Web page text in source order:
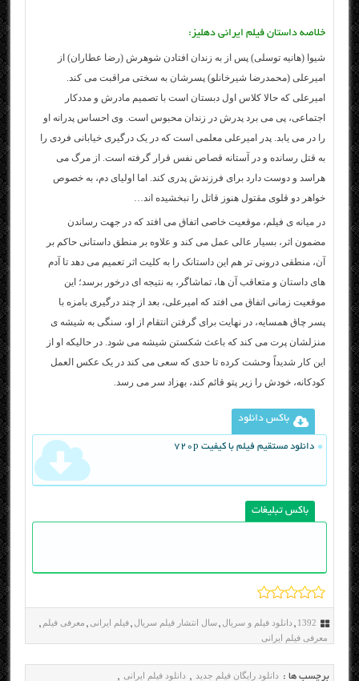
خلاصه داستان فیلم ایرانی دهلیز:
شیوا (هانیه توسلی) پس از به زندان افتادن شوهرش (رضا عطاران) از
امیرعلی (محمدرضا شیرخانلو) پسرشان به سختی مراقبت می کند.
امیرعلی که حالا کلاس اول دبستان است با تصمیم مادرش و مددکار
اجتماعی، پی می برد پدرش در زندان محبوس است. وی احساس پدرانه او
را در می یابد. پدر امیرعلی معلمی است که در یک درگیری خیابانی فردی را
به قتل رسانده و در آستانه قصاص نفس قرار گرفته است. از مرگ می
هراسد و دوست دارد برای فرزندش پدری کند. اما اولیای دم، به خصوص
خواهر دو قلوی مقتول هنوز قاتل را نبخشیده اند…
در میانه ی فیلم، موقعیت خاصی اتفاق می افتد که در جهت رساندن
مضمون اثر، بسیار عالی عمل می کند و علاوه بر منطق داستانی حاکم بر
آن، منطقی درونی تر هم این داستانک را به کلیت اثر تعمیم می دهد تا آدم
های داستان و متعاقب آن ها، تماشاگر، به نتیجه ای درخور برسد؛ این
موقعیت زمانی اتفاق می افتد که امیرعلی، بعد از چند درگیری بامزه با
پسر چاق همسایه، در نهایت برای گرفتن انتقام از او، سنگی به شیشه ی
منزلشان پرت می کند که باعث شکستن شیشه می شود. در حالیکه او از
این کار شدیداً وحشت کرده تا حدی که سعی می کند در یک عکس العمل
کودکانه، خودش را زیر پتو قائم کند، بهزاد سر می رسد.
باکس دانلود
دانلود مستقیم فیلم با کیفیت 720p
باکس تبلیغات
1392
, دانلود فیلم و سریال ,سال انتشار فیلم سریال ,فیلم ایرانی, معرفی فیلم ,
معرفی فیلم ایرانی
برچسب ها : دانلود رایگان فیلم جدید , دانلود فیلم ایرانی ,